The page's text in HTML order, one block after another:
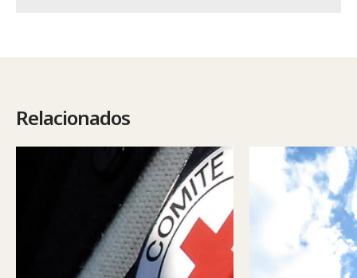
Relacionados